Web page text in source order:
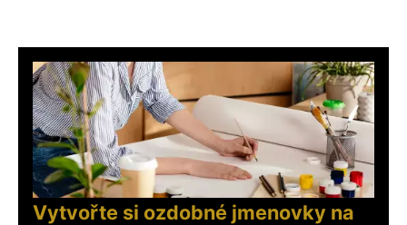
Vytvořte si ozdobné jmenovky na